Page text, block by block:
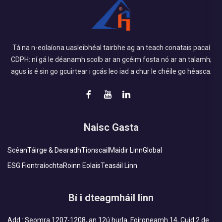
Tá na n-eolaíona uasleibhéal tairbhe ag an teach conatais pacaí
CDPH: ní gá le déanamh scolb ar an gcéim fosta nó ar an talamh;
agus is é sin go gcuirtear i gcás leo iad a chur le chéile go héasca.
Naisc Gasta
ScéanTáirge & DearadhTionscail Maidir LinnGlobal
ESG FiontraíochtaRoinn EolaisTeasáil Linn
Bí i dteagmháil linn
Add : Seomra 1207-1208, an 12ú hurla, Foirgneamh 14, Cuid 2 de